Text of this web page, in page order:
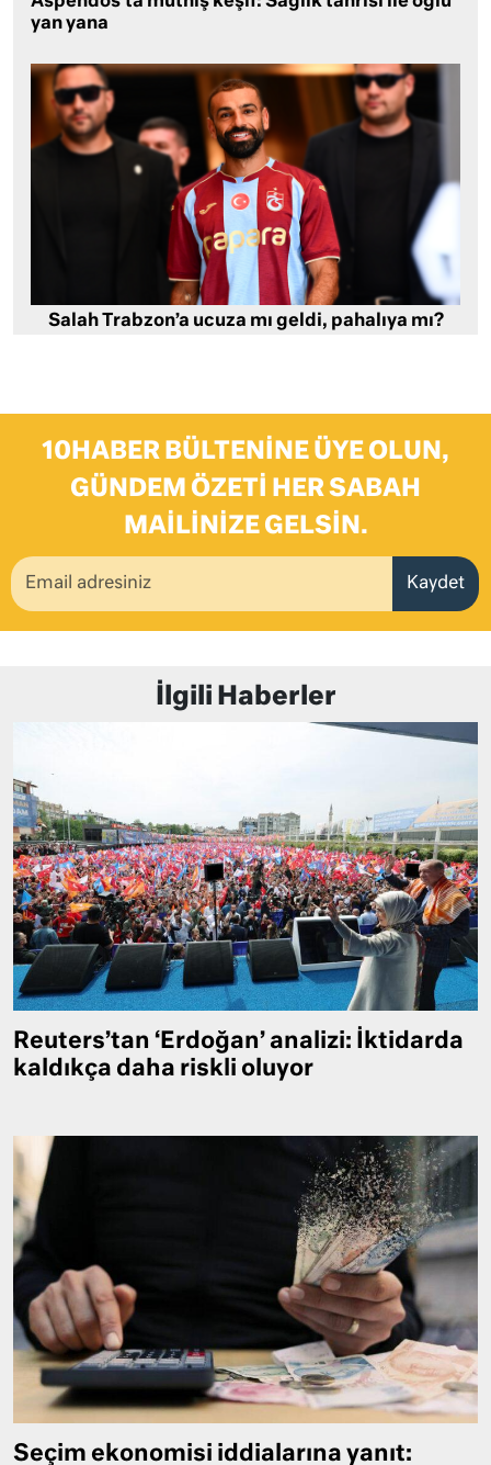
yan yana
Salah Trabzon’a ucuza mı geldi, pahalıya mı?
10HABER BÜLTENINE ÜYE OLUN,
GÜNDEM ÖZETI HER SABAH
MAILINIZE GELSIN.
Kaydet
İlgili Haberler
Reuters’tan ‘Erdoğan’ analizi: İktidarda
kaldıkça daha riskli oluyor
Seçim ekonomisi iddialarına yanıt: